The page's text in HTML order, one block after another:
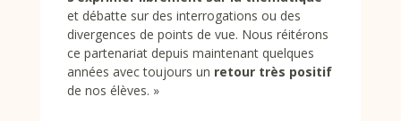
et débatte sur des interrogations ou des
divergences de points de vue. Nous réitérons
ce partenariat depuis maintenant quelques
années avec toujours un retour très positif
de nos élèves. »